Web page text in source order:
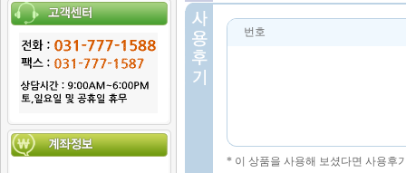
번호
* 이 상품을 사용해 보셨다면 사용후